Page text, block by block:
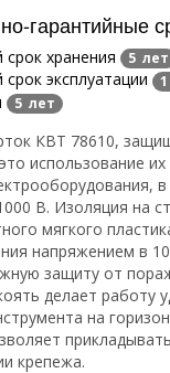
гарантийные
хранения 5 лет
эксплуатации
5 лет
КВТ 78610,
использование
В. Изоляция на
мягкого
напряжением в
защиту от
делает работу
на
крепежа.